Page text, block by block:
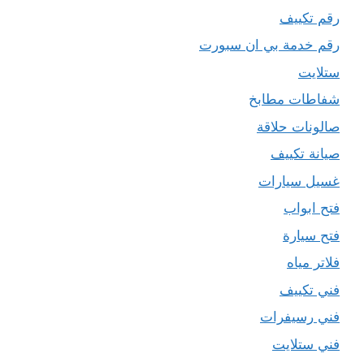
رقم تكييف
رقم خدمة بي ان سبورت
ستلايت
شفاطات مطابخ
صالونات حلاقة
صيانة تكييف
غسيل سيارات
فتح ابواب
فتح سيارة
فلاتر مياه
فني تكييف
فني رسيفرات
فني ستلايت